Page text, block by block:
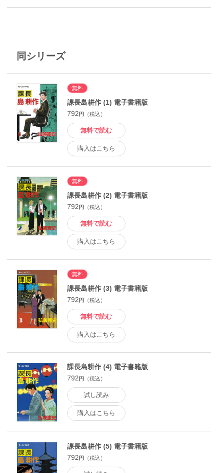
同シリーズ
無料
課長島耕作 (1) 電子書籍版
792 円（税込）
無料で読む
購入はこちら
無料
課長島耕作 (2) 電子書籍版
792 円（税込）
無料で読む
購入はこちら
無料
課長島耕作 (3) 電子書籍版
792 円（税込）
無料で読む
購入はこちら
課長島耕作 (4) 電子書籍版
792 円（税込）
試し読み
購入はこちら
課長島耕作 (5) 電子書籍版
792 円（税込）